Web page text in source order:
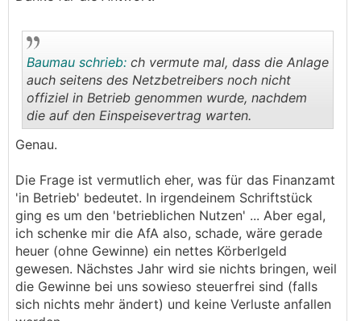
..
Baumau schrieb: ch vermute mal, dass die Anlage
auch seitens des Netzbetreibers noch nicht
offiziel in Betrieb genommen wurde, nachdem
die auf den Einspeisevertrag warten.
Genau.
Die Frage ist vermutlich eher, was für das Finanzamt
'in Betrieb' bedeutet. In irgendeinem Schriftstück
ging es um den 'betrieblichen Nutzen' ... Aber egal,
ich schenke mir die AfA also, schade, wäre gerade
heuer (ohne Gewinne) ein nettes Körberlgeld
gewesen. Nächstes Jahr wird sie nichts bringen, weil
die Gewinne bei uns sowieso steuerfrei sind (falls
sich nichts mehr ändert) und keine Verluste anfallen